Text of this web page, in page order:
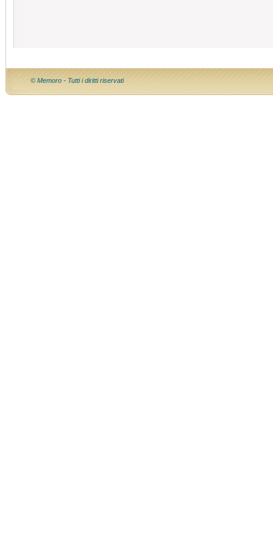
© Memoro - Tutti i diritti riservati